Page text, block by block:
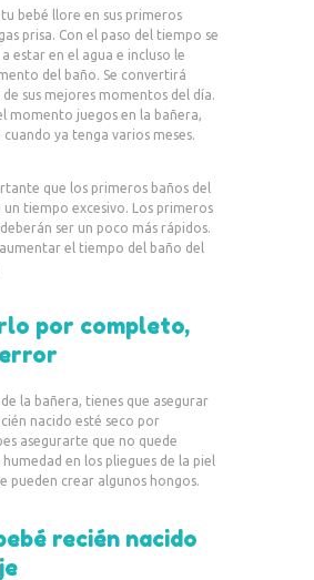
tu bebé llore en sus primeros
prisa. Con el paso del tiempo se
estar en el agua e incluso le
del baño. Se convertirá
sus mejores momentos del día.
momento juegos en la bañera,
ya tenga varios meses.
que los primeros baños del
un tiempo excesivo. Los primeros
ser un poco más rápidos.
aumentar el tiempo del baño del
por completo,
la bañera, tienes que asegurar
nacido esté seco por
asegurarte que no quede
en los pliegues de la piel
pueden crear algunos hongos.
recién nacido